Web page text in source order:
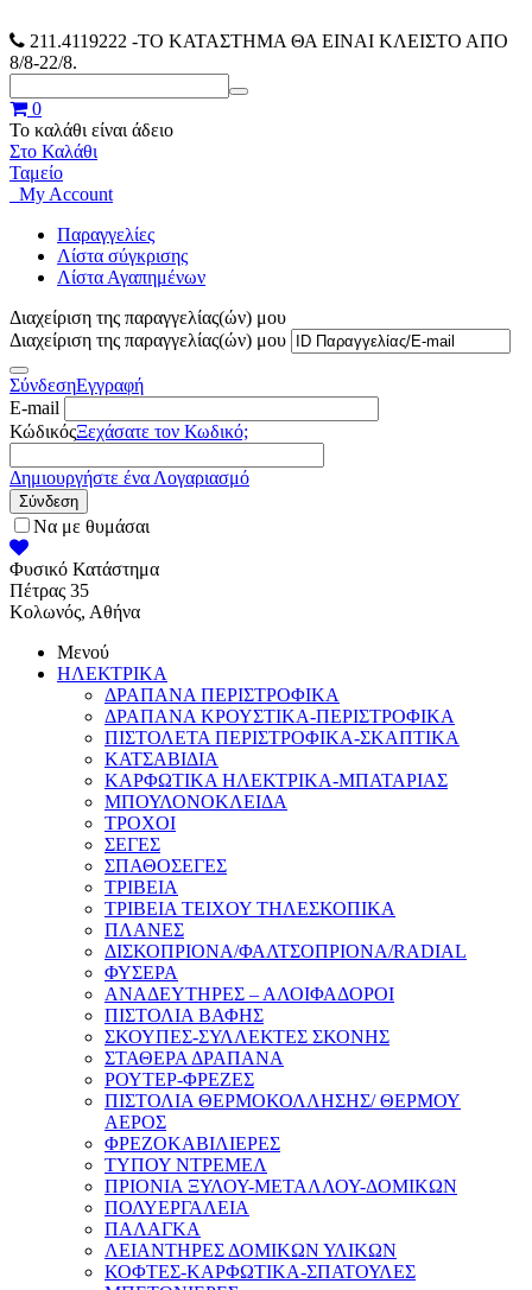
211.4119222 -ΤΟ ΚΑΤΑΣΤΗΜΑ ΘΑ ΕΙΝΑΙ ΚΛΕΙΣΤΟ ΑΠΟ
8/8-22/8.
0
Το καλάθι είναι άδειο
Στο Καλάθι
Ταμείο
My Account
Παραγγελίες
Λίστα σύγκρισης
Λίστα Αγαπημένων
Διαχείριση της παραγγελίας(ών) μου
Διαχείριση της παραγγελίας(ών) μου
ΣύνδεσηΕγγραφή
E-mail
ΚώδικόςΞεχάσατε τον Κωδικό;
Δημιουργήστε ένα Λογαριασμό
Σύνδεση
Να με θυμάσαι
Φυσικό Κατάστημα
Πέτρας 35
Κολωνός, Αθήνα
Μενού
ΗΛΕΚΤΡΙΚΑ
ΔΡΑΠΑΝΑ ΠΕΡΙΣΤΡΟΦΙΚΑ
ΔΡΑΠΑΝΑ ΚΡΟΥΣΤΙΚΑ-ΠΕΡΙΣΤΡΟΦΙΚΑ
ΠΙΣΤΟΛΕΤΑ ΠΕΡΙΣΤΡΟΦΙΚΑ-ΣΚΑΠΤΙΚΑ
ΚΑΤΣΑΒΙΔΙΑ
ΚΑΡΦΩΤΙΚΑ ΗΛΕΚΤΡΙΚΑ-ΜΠΑΤΑΡΙΑΣ
ΜΠΟΥΛΟΝΟΚΛΕΙΔΑ
ΤΡΟΧΟΙ
ΣΕΓΕΣ
ΣΠΑΘΟΣΕΓΕΣ
ΤΡΙΒΕΙΑ
ΤΡΙΒΕΙΑ ΤΕΙΧΟΥ ΤΗΛΕΣΚΟΠΙΚΑ
ΠΛΑΝΕΣ
ΔΙΣΚΟΠΡΙΟΝΑ/ΦΑΛΤΣΟΠΡΙΟΝΑ/RADIAL
ΦΥΣΕΡΑ
ΑΝΑΔΕΥΤΗΡΕΣ – ΑΛΟΙΦΑΔΟΡΟΙ
ΠΙΣΤΟΛΙΑ ΒΑΦΗΣ
ΣΚΟΥΠΕΣ-ΣΥΛΛΕΚΤΕΣ ΣΚΟΝΗΣ
ΣΤΑΘΕΡΑ ΔΡΑΠΑΝΑ
ΡΟΥΤΕΡ-ΦΡΕΖΕΣ
ΠΙΣΤΟΛΙΑ ΘΕΡΜΟΚΟΛΛΗΣΗΣ/ ΘΕΡΜΟΥ
ΑΕΡΟΣ
ΦΡΕΖΟΚΑΒΙΛΙΕΡΕΣ
ΤΥΠΟΥ ΝΤΡΕΜΕΛ
ΠΡΙΟΝΙΑ ΞΥΛΟΥ-ΜΕΤΑΛΛΟΥ-ΔΟΜΙΚΩΝ
ΠΟΛΥΕΡΓΑΛΕΙΑ
ΠΑΛΑΓΚΑ
ΛΕΙΑΝΤΗΡΕΣ ΔΟΜΙΚΩΝ ΥΛΙΚΩΝ
ΚΟΦΤΕΣ-ΚΑΡΦΩΤΙΚΑ-ΣΠΑΤΟΥΛΕΣ